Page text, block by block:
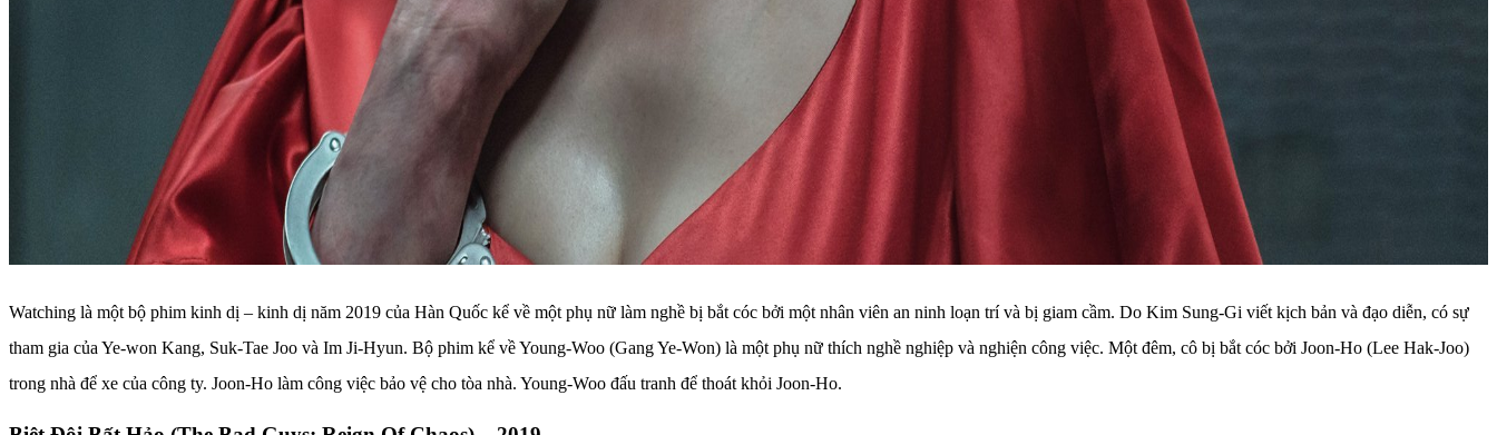
Watching là một bộ phim kinh dị – kinh dị năm 2019 của Hàn Quốc kể về một phụ nữ làm nghề bị bắt cóc bởi một nhân viên an ninh loạn trí và bị giam cầm. Do Kim Sung-Gi viết kịch bản và đạo diễn, có sự
tham gia của Ye-won Kang, Suk-Tae Joo và Im Ji-Hyun. Bộ phim kể về Young-Woo (Gang Ye-Won) là một phụ nữ thích nghề nghiệp và nghiện công việc. Một đêm, cô bị bắt cóc bởi Joon-Ho (Lee Hak-Joo)
trong nhà để xe của công ty. Joon-Ho làm công việc bảo vệ cho tòa nhà. Young-Woo đấu tranh để thoát khỏi Joon-Ho.